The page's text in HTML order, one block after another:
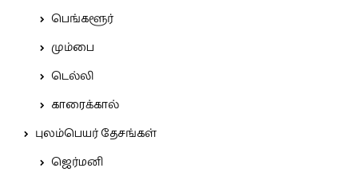
பெங்களூர்
மும்பை
டெல்லி
காரைக்கால்
புலம்பெயர் தேசங்கள்
ஜெர்மனி